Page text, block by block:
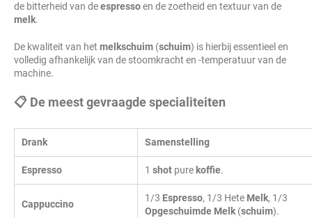
de bitterheid van deespressoen de zoetheid en textuur van de
melk.
De kwaliteit van het melkschuim (schuim) is hierbij essentieel en
volledig afhankelijk van de stoomkracht en -temperatuur van de
machine.
📋 De meest gevraagde specialiteiten
Drank Samenstelling
Espresso 1 shot pure koffie.
Cappuccino
1/3 Espresso, 1/3 Hete Melk, 1/3
Opgeschuimde Melk(schuim).